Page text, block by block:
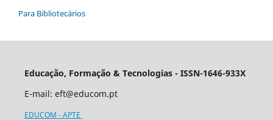
Para Bibliotecários
Educação, Formação & Tecnologias - ISSN-1646-933X
E-mail: eft@educom.pt
EDUCOM - APTE